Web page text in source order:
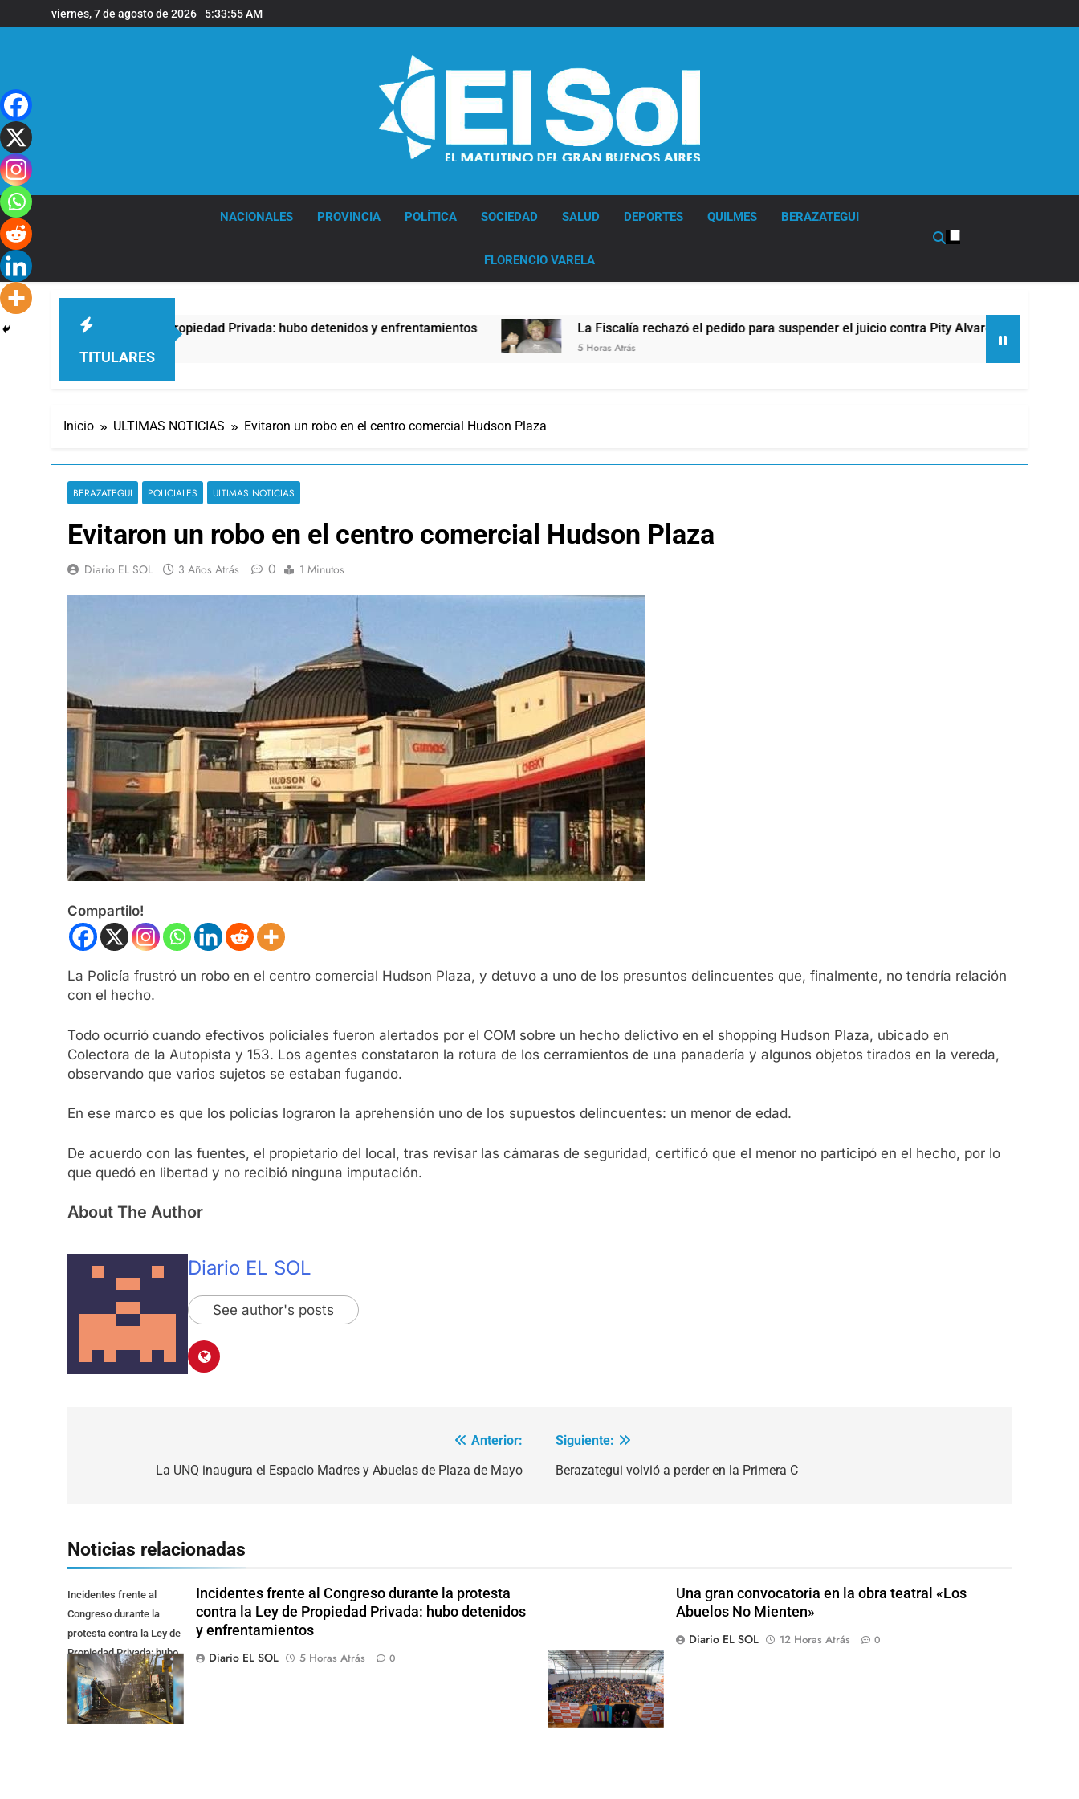
al
viernes, 7 de agosto de 2026 5:33:56 AM
NACIONALES PROVINCIA POLÍTICA SOCIEDAD SALUD DEPORTES QUILMES BERAZATEGUI
FLORENCIO VARELA
TITULARES
la Ley de Propiedad Privada: hubo detenidos y enfrentamientos La Fiscalía rechazó el pedido para suspender el juicio contra Pity Alvarez
5 Horas Atrás
Inicio ULTIMAS NOTICIAS Evitaron un robo en el centro comercial Hudson Plaza
BERAZATEGUI POLICIALES ULTIMAS NOTICIAS
Evitaron un robo en el centro comercial Hudson Plaza
Diario EL SOL 3 Años Atrás 0 1 Minutos
Compartilo!
La Policía frustró un robo en el centro comercial Hudson Plaza, y detuvo a uno de los presuntos delincuentes que, finalmente, no tendría relación
con el hecho.
Todo ocurrió cuando efectivos policiales fueron alertados por el COM sobre un hecho delictivo en el shopping Hudson Plaza, ubicado en
Colectora de la Autopista y 153. Los agentes constataron la rotura de los cerramientos de una panadería y algunos objetos tirados en la vereda,
observando que varios sujetos se estaban fugando.
En ese marco es que los policías lograron la aprehensión uno de los supuestos delincuentes: un menor de edad.
De acuerdo con las fuentes, el propietario del local, tras revisar las cámaras de seguridad, certificó que el menor no participó en el hecho, por lo
que quedó en libertad y no recibió ninguna imputación.
About The Author
Diario EL SOL
See author's posts
Anterior:
La UNQ inaugura el Espacio Madres y Abuelas de Plaza de Mayo
Siguiente:
Berazategui volvió a perder en la Primera C
Noticias relacionadas
Incidentes frente al
Congreso durante la
protesta contra la Ley de
Propiedad Privada: hubo
detenidos y
enfrentamientos
Incidentes frente al Congreso durante la protesta
contra la Ley de Propiedad Privada: hubo detenidos
y enfrentamientos
Diario EL SOL
5 Horas Atrás 0
Una gran convocatoria en la obra teatral «Los
Abuelos No Mienten»
Diario EL SOL
12 Horas Atrás 0